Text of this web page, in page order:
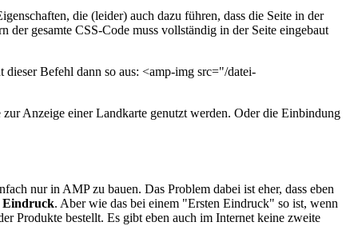
die (leider) auch dazu führen, dass die Seite in der
gesamte CSS-Code muss vollständig in der Seite eingebaut
Befehl dann so aus: <amp-img src="/datei-
Anzeige einer Landkarte genutzt werden. Oder die Einbindung
nur in AMP zu bauen. Das Problem dabei ist eher, dass eben
Eindruck. Aber wie das bei einem "Ersten Eindruck" so ist, wenn
Produkte bestellt. Es gibt eben auch im Internet keine zweite